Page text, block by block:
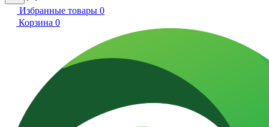
Избранные товары 0
Корзина 0